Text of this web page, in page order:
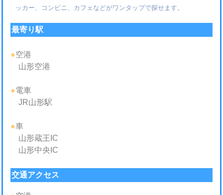
ッカー、コンビニ、カフェなどがワンタップで探せます。
最寄り駅
●空港
山形空港
●電車
JR山形駅
●車
山形蔵王IC
山形中央IC
交通アクセス